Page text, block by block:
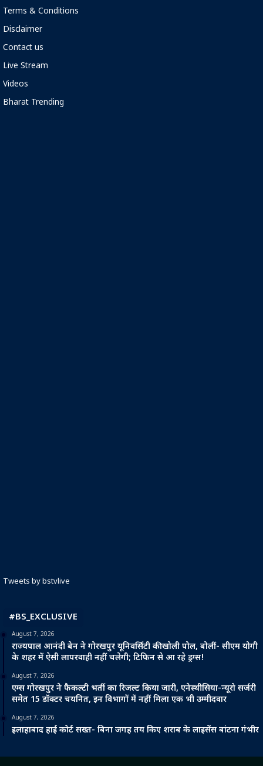
Terms & Conditions
Disclaimer
Contact us
Live Stream
Videos
Bharat Trending
Tweets by bstvlive
#BS_EXCLUSIVE
August 7, 2026
राज्यपाल आनंदी बेन ने गोरखपुर यूनिवर्सिटी की खोली पोल, बोलीं- सीएम योगी
के शहर में ऐसी लापरवाही नहीं चलेगी; टिफिन से आ रहे ड्रग्स!
August 7, 2026
एम्स गोरखपुर ने फैकल्टी भर्ती का रिजल्ट किया जारी, एनेस्थीसिया-न्यूरो सर्जरी
समेत 15 डॉक्टर चयनित, इन विभागों में नहीं मिला एक भी उम्मीदवार
August 7, 2026
इलाहाबाद हाई कोर्ट सख्त- बिना जगह तय किए शराब के लाइसेंस बांटना गंभीर